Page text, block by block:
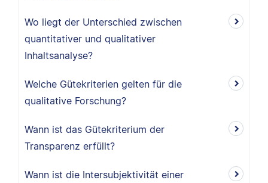
Wo liegt der Unterschied zwischen
quantitativer und qualitativer
Inhaltsanalyse?
Welche Gütekriterien gelten für die
qualitative Forschung?
Wann ist das Gütekriterium der
Transparenz erfüllt?
Wann ist die Intersubjektivität einer